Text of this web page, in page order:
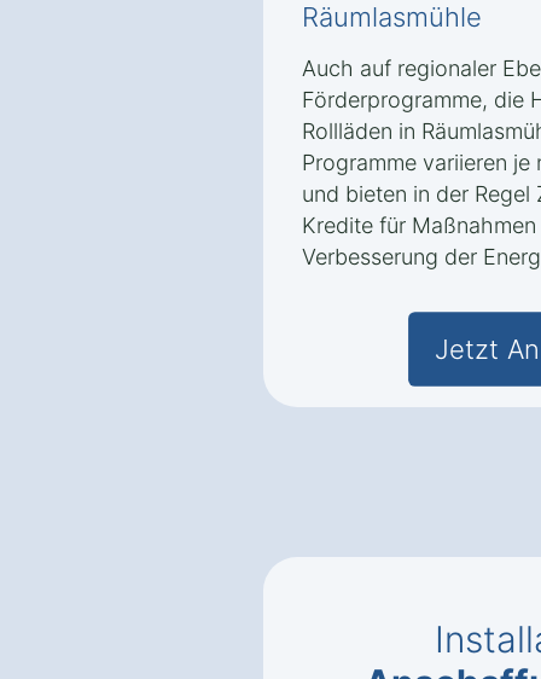
Räumlasmühle
Auch auf regionaler
Förderprogramme, die
Rollläden in
Programme variieren
und bieten in der
Kredite für
Verbesserung der
Jetzt